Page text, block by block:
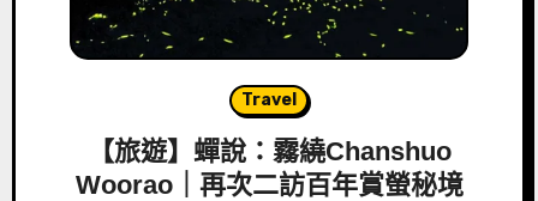
Travel
【旅遊】蟬說：霧繞Chanshuo
Woorao｜再次二訪百年賞螢秘境